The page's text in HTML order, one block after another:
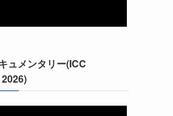
ュメンタリー(ICC